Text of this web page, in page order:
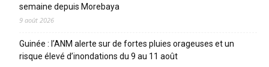
semaine depuis Morebaya
9 août 2026
Guinée : l’ANM alerte sur de fortes pluies orageuses et un
risque élevé d’inondations du 9 au 11 août